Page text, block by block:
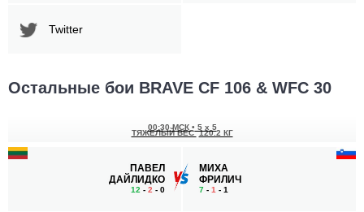
Twitter
Остальные бои BRAVE CF 106 & WFC 30
ПАВЕЛ
ДАЙЛИДКО
12 - 2 - 0
00:30 МСК • 5 x 5
ТЯЖЕЛЫЙ ВЕС 120.2 КГ
МИХА
ФРИЛИЧ
7 - 1 - 1